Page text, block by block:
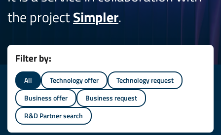
the projectSimpler.
Filter by:
All Technology offer
Technology request
Business offer
Business request
R&D Partner search